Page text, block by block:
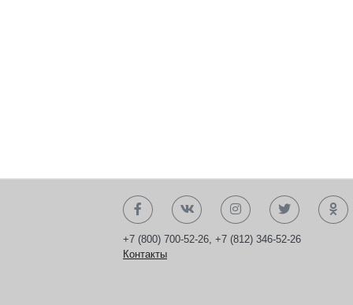
+7 (800) 700-52-26, +7 (812) 346-52-26
Контакты